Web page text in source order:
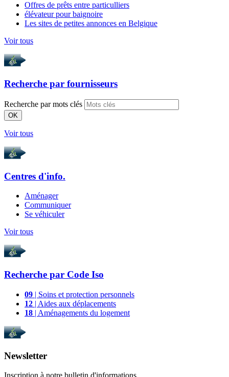
Offres de prêts entre particulliers
élévateur pour baignoire
Les sites de petites annonces en Belgique
Voir tous
Recherche par fournisseurs
Recherche par mots clés
OK
Voir tous
Centres d'info.
Aménager
Communiquer
Se véhiculer
Voir tous
Recherche par Code Iso
09 | Soins et protection personnels
12 | Aides aux déplacements
18 | Aménagements du logement
Newsletter